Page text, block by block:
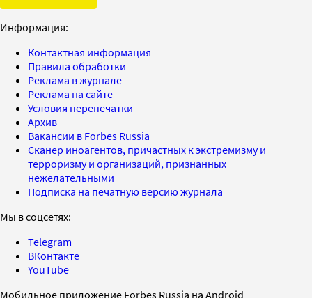
Информация:
Контактная информация
Правила обработки
Реклама в журнале
Реклама на сайте
Условия перепечатки
Архив
Вакансии в Forbes Russia
Сканер иноагентов, причастных к экстремизму и
терроризму и организаций, признанных
нежелательными
Подписка на печатную версию журнала
Мы в соцсетях:
Telegram
ВКонтакте
YouTube
Мобильное приложение Forbes Russia на Android